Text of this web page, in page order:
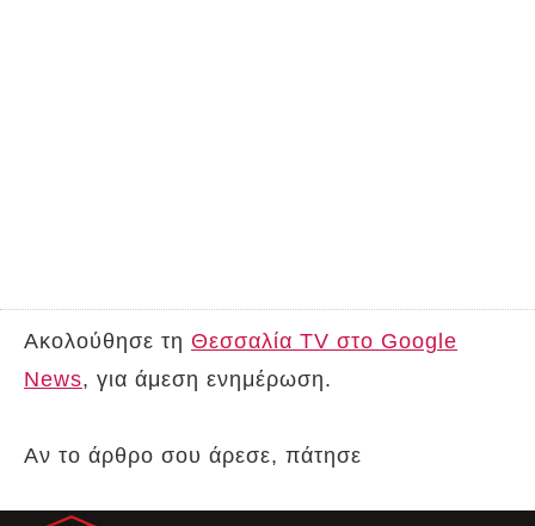
Ακολούθησε τη Θεσσαλία TV στο Google
News, για άμεση ενημέρωση.
Αν το άρθρο σου άρεσε, πάτησε